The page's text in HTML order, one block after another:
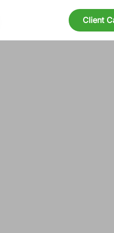
Client